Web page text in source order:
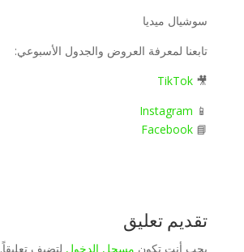
سوشيال ميديا
تابعنا لمعرفة العروض والجدول الأسبوعي:
🎥
TikTok
📱
Instagram
📘
Facebook
تقديم تعليق
يجب أنت تكون مسجل الدخول لتضيف تعليقاً.